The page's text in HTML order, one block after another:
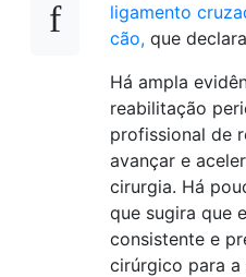
ligamento
cão, que
Há ampla
reabilitação
profissional de
avançar e
cirurgia. Há
que sugira que
consistente e
cirúrgico para a